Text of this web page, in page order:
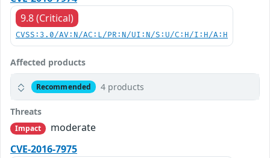
9.8 (Critical)
CVSS:3.0/AV:N/AC:L/PR:N/UI:N/S:U/C:H/I:H/A:H
Affected products
Recommended 4 products
Threats
Impact
moderate
CVE-2016-7975